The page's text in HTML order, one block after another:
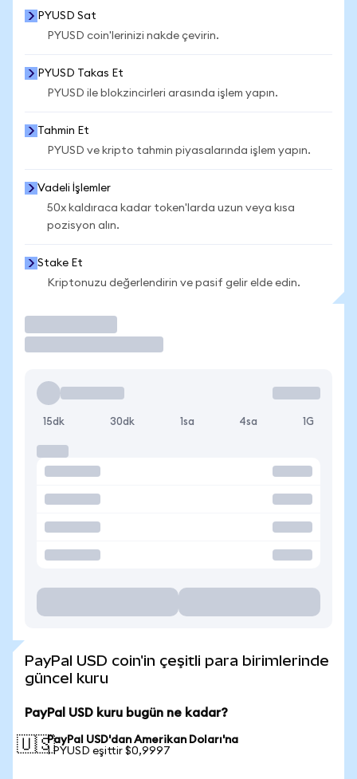
PYUSD Sat
PYUSD coin'lerinizi nakde çevirin.
PYUSD Takas Et
PYUSD ile blokzincirleri arasında işlem yapın.
Tahmin Et
PYUSD ve kripto tahmin piyasalarında işlem yapın.
Vadeli İşlemler
50x kaldıraca kadar token'larda uzun veya kısa
pozisyon alın.
Stake Et
Kriptonuzu değerlendirin ve pasif gelir elde edin.
15dk 30dk 1sa 4sa 1G
PayPal USD coin'in çeşitli para birimlerinde
güncel kuru
PayPal USD kuru bugün ne kadar?
🇺🇸PayPal USD'dan Amerikan Doları'na
1 PYUSD eşittir $0,9997